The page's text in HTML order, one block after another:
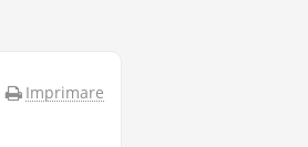
Imprimare